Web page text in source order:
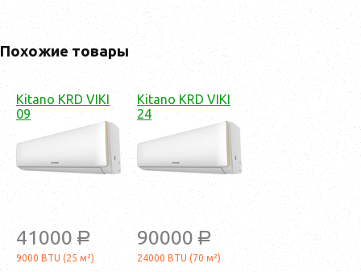
Похожие товары
Kitano KRD VIKI
09
41000 a
9000 BTU (25 м²)
Kitano KRD VIKI
24
90000 a
24000 BTU (70 м²)